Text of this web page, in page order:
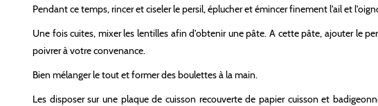
Pendant ce temps, rincer et ciseler le persil, éplucher et émincer finement l'ail et
Une fois cuites, mixer les lentilles afin d'obtenir une pâte. A cette pâte, ajouter le
poivrer à votre convenance.
Bien mélanger le tout et former des boulettes à la main.
Les disposer sur une plaque de cuisson recouverte de papier cuisson et